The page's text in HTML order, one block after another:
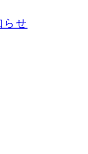
らせ